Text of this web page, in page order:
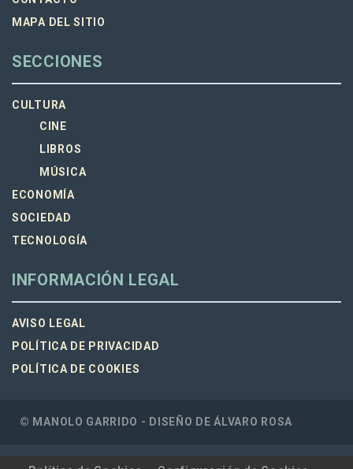
MAPA DEL SITIO
SECCIONES
CULTURA
CINE
LIBROS
MÚSICA
ECONOMÍA
SOCIEDAD
TECNOLOGÍA
INFORMACIÓN LEGAL
AVISO LEGAL
POLÍTICA DE PRIVACIDAD
POLÍTICA DE COOKIES
© MANOLO GARRIDO - DISEÑO DEÁLVARO ROSA